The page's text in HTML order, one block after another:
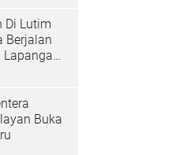
Di Lutim
Berjalan
Lapangan
Buka